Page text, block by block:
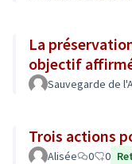
La
objectif
Sauvegarde de
Trois actions
Alisée 0 0